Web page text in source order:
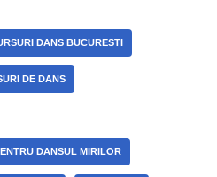
DANS BUCURESTI
DE DANS
DANSUL MIRILOR